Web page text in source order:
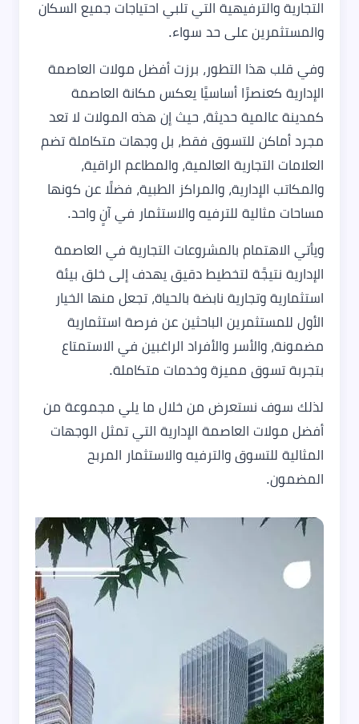
التجارية والترفيهية التي تلبي احتياجات جميع السكان
والمستثمرين على حد سواء.
وفي قلب هذا التطور، برزت أفضل مولات العاصمة
الإدارية كعنصرًا أساسيًا يعكس مكانة العاصمة
كمدينة عالمية حديثة، حيث إن هذه المولات لا تعد
مجرد أماكن للتسوق فقط، بل وجهات متكاملة تضم
العلامات التجارية العالمية، والمطاعم الراقية،
والمكاتب الإدارية، والمراكز الطبية، فضلًا عن كونها
مساحات مثالية للترفيه والاستثمار في آنٍ واحد.
ويأتي الاهتمام بالمشروعات التجارية في العاصمة
الإدارية نتيجًة لتخطيط دقيق يهدف إلى خلق بيئة
استثمارية وتجارية نابضة بالحياة، تجعل منها الخيار
الأول للمستثمرين الباحثين عن فرصة استثمارية
مضمونة، والأسر والأفراد الراغبين في الاستمتاع
بتجربة تسوق مميزة وخدمات متكاملة.
لذلك سوف نستعرض من خلال ما يلي مجموعة من
أفضل مولات العاصمة الإدارية التي تمثل الوجهات
المثالية للتسوق والترفيه والاستثمار المربح
المضمون.